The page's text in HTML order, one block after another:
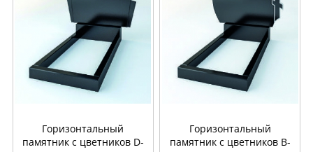
Горизонтальный
памятник с цветников D-
Горизонтальный
памятник с цветников B-